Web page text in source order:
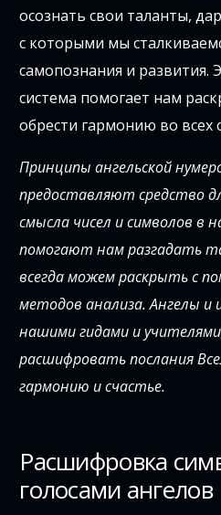
осознать свои таланты,
с которыми мы
самопознания и развития.
система помогает нам
обрести гармонию во всех
Принципы ангельской
предоставляют средство
смысла чисел и символов в
помогают нам разгадать
всегда можем раскрыть с
методов анализа. Ангелы
нашими гидами и
расшифровать послания
гармонию и счастье.
Расшифровка
голосами ангелов